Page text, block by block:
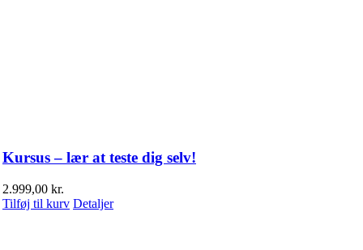
Kursus – lær at teste dig selv!
2.999,00 kr.
Tilføj til kurv Detaljer